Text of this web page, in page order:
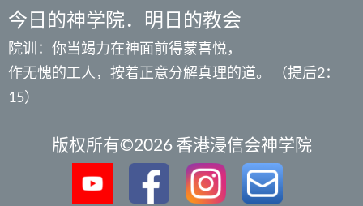
今日的神学院．明日的教会
院训：你当竭力在神面前得蒙喜悦，
作无愧的工人，按着正意分解真理的道。 （提后2：
15）
版权所有©2026 香港浸信会神学院